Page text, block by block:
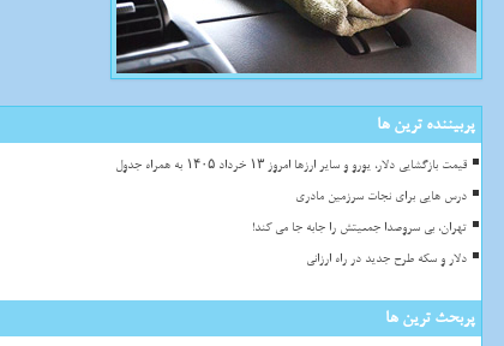
پربیننده ترین ها
قیمت بازگشایی دلار، یورو و سایر ارزها امروز ۱۳ خرداد ۱۴۰۵ به همراه جدول
درس هایی برای نجات سرزمین مادری
تهران، بی سروصدا جمعیتش را جابه جا می کند!
دلار و سکه طرح جدید در راه ارزانی
پربحث ترین ها